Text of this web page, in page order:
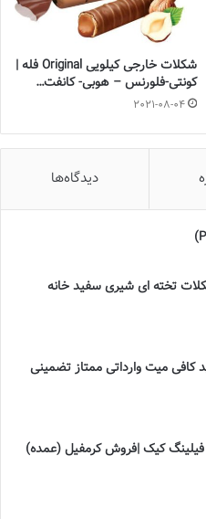
شکلات خارجی کیلویی Original فله |
کونتی-فلورنس – هوبی- کانفت…
2021-08-04
دیدگاه‌ها
تخته ای شیری سفید خانه
کافی میت وارداتی ممتاز تضمینی
فیلینگ کیک |فروش کرمفیل (عمده)